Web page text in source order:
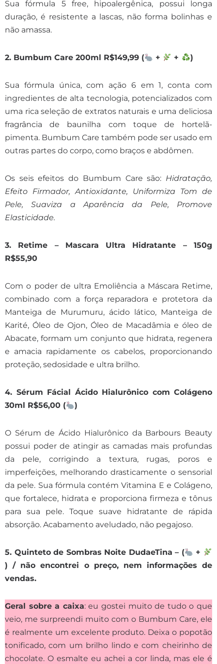
Sua fórmula 5 free, hipoalergênica, possui longa
duração, é resistente a lascas, não forma bolinhas e
não amassa.
2. Bumbum Care 200ml R$149,99 ( + + )
Sua fórmula única, com ação 6 em 1, conta com
ingredientes de alta tecnologia, potencializados com
uma rica seleção de extratos naturais e uma deliciosa
fragrância de baunilha com toque de hortelã-
pimenta. Bumbum Care também pode ser usado em
outras partes do corpo, como braços e abdômen.
Os seis efeitos do Bumbum Care são: Hidratação,
Efeito Firmador, Antioxidante, Uniformiza Tom de
Pele, Suaviza a Aparência da Pele, Promove
Elasticidade.
3. Retime – Mascara Ultra Hidratante – 150g
R$55,90
Com o poder de ultra Emoliência a Máscara Retime,
combinado com a força reparadora e protetora da
Manteiga de Murumuru, ácido lático, Manteiga de
Karité, Óleo de Ojon, Óleo de Macadâmia e óleo de
Abacate, formam um conjunto que hidrata, regenera
e amacia rapidamente os cabelos, proporcionando
proteção, sedosidade e ultra brilho.
4. Sérum Fácial Ácido Hialurônico com Colágeno
30ml R$56,00 (
)
O Sérum de Ácido Hialurônico da Barbours Beauty
possui poder de atingir as camadas mais profundas
da pele, corrigindo a textura, rugas, poros e
imperfeições, melhorando drasticamente o sensorial
da pele. Sua fórmula contém Vitamina E e Colágeno,
que fortalece, hidrata e proporciona firmeza e tônus
para sua pele. Toque suave hidratante de rápida
absorção. Acabamento aveludado, não pegajoso.
5. Quinteto de Sombras Noite DudaeTina – (
+
) / não encontrei o preço, nem informações de
vendas.
Geral sobre a caixa: eu gostei muito de tudo o que
veio, me surpreendi muito com o Bumbum Care, ele
é realmente um excelente produto. Deixa o popotão
tonificado, com um brilho lindo e com cheirinho de
chocolate. O esmalte eu achei a cor linda, mas ele é